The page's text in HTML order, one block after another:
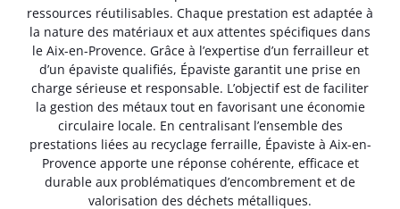
ressources réutilisables. Chaque prestation est adaptée à
la nature des matériaux et aux attentes spécifiques dans
le Aix-en-Provence. Grâce à l’expertise d’un ferrailleur et
d’un épaviste qualifiés, Épaviste garantit une prise en
charge sérieuse et responsable. L’objectif est de faciliter
la gestion des métaux tout en favorisant une économie
circulaire locale. En centralisant l’ensemble des
prestations liées au recyclage ferraille, Épaviste à Aix-en-
Provence apporte une réponse cohérente, efficace et
durable aux problématiques d’encombrement et de
valorisation des déchets métalliques.